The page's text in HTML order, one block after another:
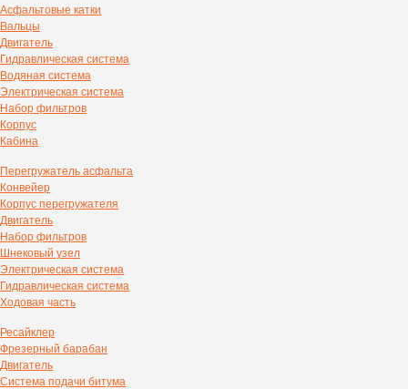
Асфальтовые катки
Вальцы
Двигатель
Гидравлическая система
Водяная система
Электрическая система
Набор фильтров
Корпус
Кабина
Перегружатель асфальта
Конвейер
Корпус перегружателя
Двигатель
Набор фильтров
Шнековый узел
Электрическая система
Гидравлическая система
Ходовая часть
Ресайклер
Фрезерный барабан
Двигатель
Система подачи битума